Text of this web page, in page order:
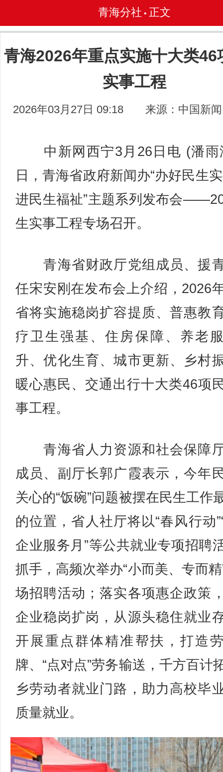
青海分社 • 正文
青海2026年重点实施十大类46
实事工程
2026年03月27日 09:18 来源：中国新
中新网西宁3月26日电 (潘雨
日，青海省政府新闻办“办好民生
进民生福祉”主题系列发布会
生实事工程专场召开。
青海省财政厅党组成员、援
任宋安刚在发布会上介绍，2026
省将实施稳岗扩容提质、普惠教
疗卫生强基、住房保障、养老
升、优化生育、城市更新、乡村
暖心惠民、交通出行十大类46项
事工程。
青海省人力资源和社会保障
成员、副厅长郭广霞表示，今年
关心的“饭碗”问题被摆在民生工作
的位置，省人社厅将以“春风行动
企业服务月”等公共就业专项招聘
抓手，高频次举办“小而美、专而
场招聘活动；落实各项惠企政策
企业稳岗扩岗，从源头稳住就业
开展重点群体精准帮扶，打造
牌、“点对点”劳务输送，千方百计
乡劳动者就业门路，助力高校毕
质量就业。